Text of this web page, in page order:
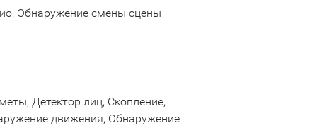
Обнаружение смены сцены
Детектор лиц, Скопление,
движения, Обнаружение